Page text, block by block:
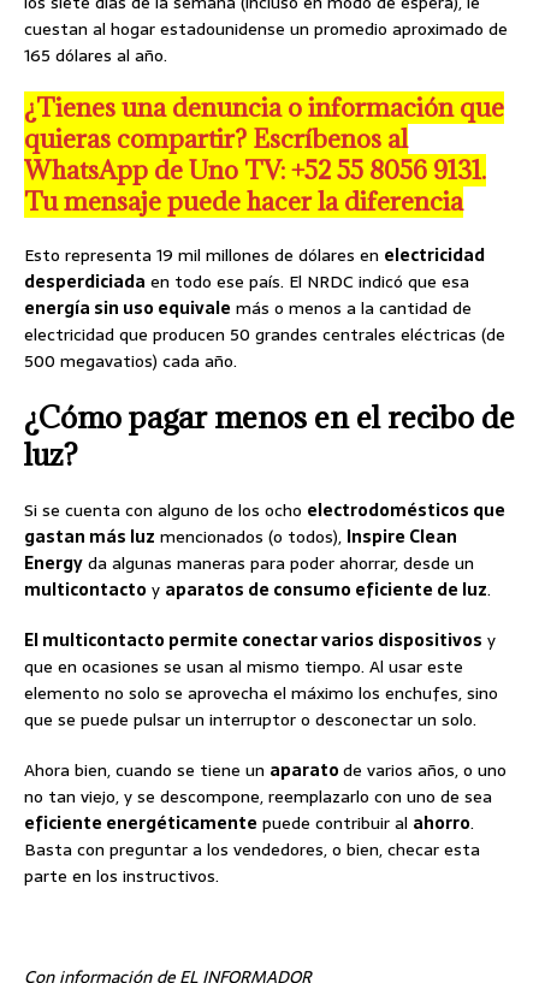
cuestan al hogar estadounidense un promedio aproximado de
165 dólares al año.
¿Tienes una denuncia o información que
quieras compartir? Escríbenos al
WhatsApp de Uno TV: +52 55 8056 9131.
Tu mensaje puede hacer la diferencia
Esto representa 19 mil millones de dólares en electricidad
desperdiciada en todo ese país. El NRDC indicó que esa
energía sin uso equivale más o menos a la cantidad de
electricidad que producen 50 grandes centrales eléctricas (de
500 megavatios) cada año.
¿Cómo pagar menos en el recibo de
luz?
Si se cuenta con alguno de los ocho electrodomésticos que
gastan más luz mencionados (o todos), Inspire Clean
Energyda algunas maneras para poder ahorrar, desde un
multicontacto y aparatos de consumo eficiente de luz.
El multicontacto permite conectar varios dispositivos y
que en ocasiones se usan al mismo tiempo. Al usar este
elemento no solo se aprovecha el máximo los enchufes, sino
que se puede pulsar un interruptor o desconectar un solo.
Ahora bien, cuando se tiene un aparatode varios años, o uno
no tan viejo, y se descompone, reemplazarlo con uno de sea
eficiente energéticamente puede contribuir al ahorro.
Basta con preguntar a los vendedores, o bien, checar esta
parte en los instructivos.
Con información de EL INFORMADOR